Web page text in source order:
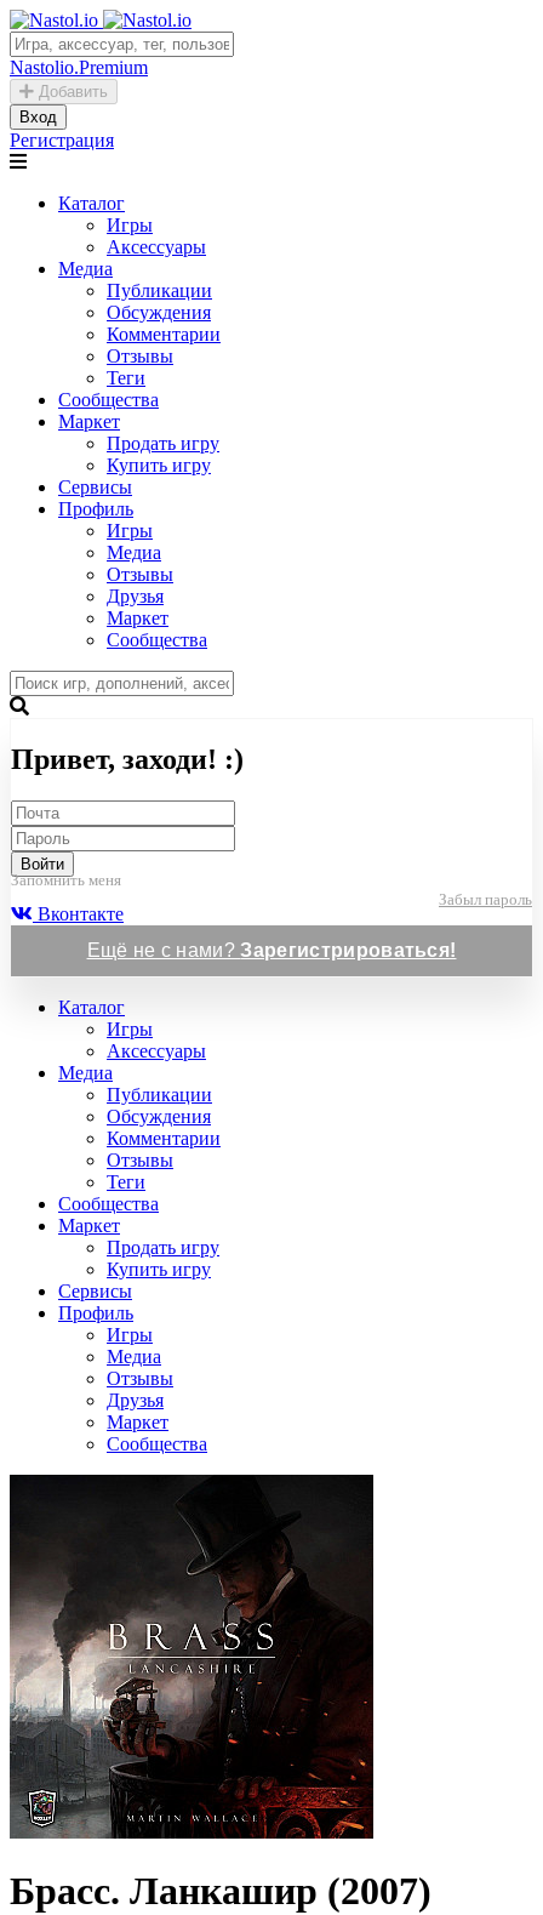
Nastolio.Premium
Добавить
Вход
Регистрация
Каталог
Игры
Аксессуары
Медиа
Публикации
Обсуждения
Комментарии
Отзывы
Теги
Сообщества
Маркет
Продать игру
Купить игру
Сервисы
Профиль
Игры
Медиа
Отзывы
Друзья
Маркет
Сообщества
Привет, заходи! :)
Войти
Запомнить меня
Забыл пароль
Вконтакте
Ещё не с нами?Зарегистрироваться!
Каталог
Игры
Аксессуары
Медиа
Публикации
Обсуждения
Комментарии
Отзывы
Теги
Сообщества
Маркет
Продать игру
Купить игру
Сервисы
Профиль
Игры
Медиа
Отзывы
Друзья
Маркет
Сообщества
Брасс. Ланкашир (2007)